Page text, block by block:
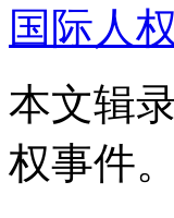
国际人
本文辑
权事件。